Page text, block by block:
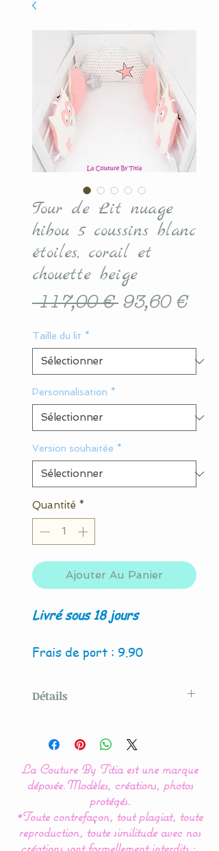
Tour de Lit nuage
hibou 5 coussins blanc
étoiles, corail et
chouette beige
117,00 € Prix
93,60 €Prix
Taille du lit *
Personnalisation *
Version souhaitée *
Quantité *
Ajouter Au Panier
Livré sous 18 jours
Frais de port : 9.90
Détails
Couture By Titia
Possibilité de création avec
4 hiboux et/ou renard.
Ce tour de Lit nuage hibou
La Couture By Titia est une marque
déposée.Modèles, créations, photos
protégés.
*Toute contrefaçon, tout plagiat, toute
reproduction, toute similitude avec nos
créations sont formellement interdits :